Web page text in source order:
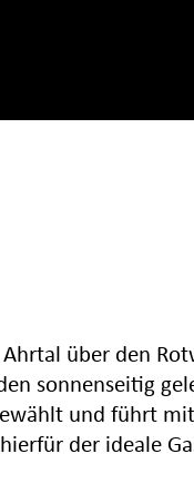
über den
sonnenseitig
und führt
der ideale